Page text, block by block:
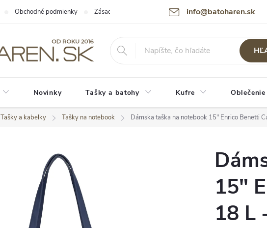
info@batoharen.sk
Obchodné podmienky Zásady spracovania osobných údajov (GDPR)
Novinky Tašky a batohy Kufre Oblečenie
Tašky a kabelky Tašky na notebook Dámska taška na notebook 15" Enrico Benetti
15"
18 L